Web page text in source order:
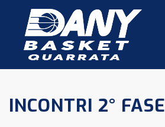
INCONTRI 2° FASE